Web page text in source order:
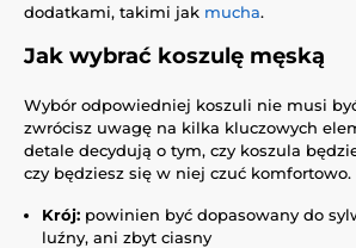
dodatkami, takimi jak mucha.
Jak wybrać koszulę męską
Wybór odpowiedniej koszuli nie musi
zwrócisz uwagę na kilka kluczowych
detale decydują o tym, czy koszula
czy będziesz się w niej czuć komfortowo.
Krój: powinien być dopasowany do
luźny, ani zbyt ciasny